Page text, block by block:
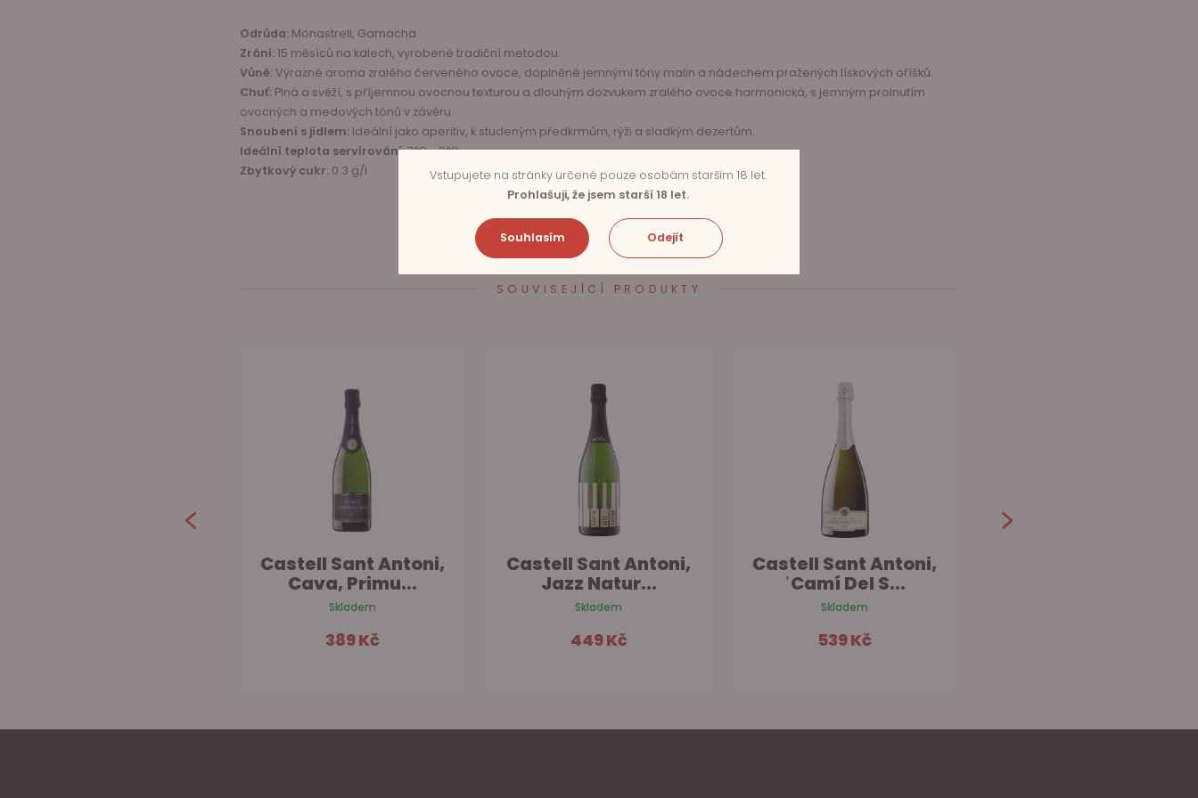
Odrůda:Monastrell, Garnacha.
Zrání:15 měsíců na kalech, vyrobené tradiční metodou.
Vůně:Výrazné aroma zralého červeného ovoce, doplněné jemnými tóny malin a nádechem pražených lískových oříšků.
Chuť:Plná a svěží, s příjemnou ovocnou texturou a dlouhým dozvukem zralého ovoce.harmonická, s jemným prolnutím
ovocných a medových tónů v závěru.
Snoubení s jídlem:Ideální jako aperitiv, k studeným předkrmům, rýži a sladkým dezertům.
Ideální teplota servírování:7°C - 9°C.
Zbytkový cukr:0.3 g/l
SOUVISEJÍCÍ PRODUKTY
Castell Sant Antoni,
Cava, Primu...
Skladem
389 Kč
Castell Sant Antoni,
Jazz Natur...
Skladem
449 Kč
Castell Sant Antoni,
ˈCamí Del S...
Skladem
539 Kč
Vstupujete na stránky určené pouze osobám starším 18 let.
Prohlašuji, že jsem starší 18 let.
Souhlasím Odejít